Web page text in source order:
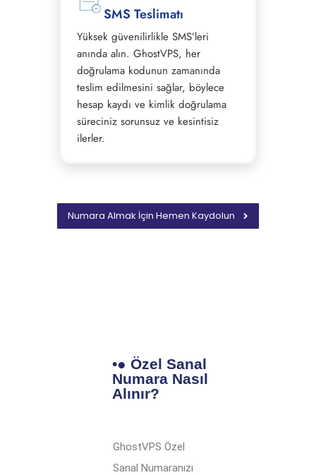
SMS Teslimatı
Yüksek güvenilirlikle SMS’leri
anında alın. GhostVPS, her
doğrulama kodunun zamanında
teslim edilmesini sağlar, böylece
hesap kaydı ve kimlik doğrulama
süreciniz sorunsuz ve kesintisiz
ilerler.
Numara Almak İçin Hemen Kaydolun
•● Özel Sanal
Numara Nasıl
Alınır?
GhostVPS Özel
Sanal Numaranızı